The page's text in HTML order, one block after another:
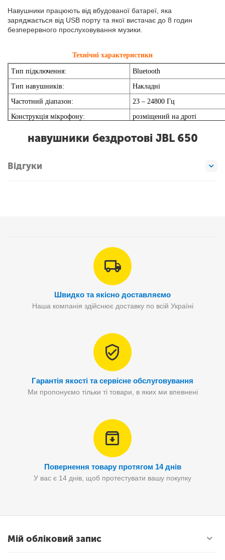
Навушники працюють від вбудованої батареї, яка
заряджається від USB порту та якої вистачає до 8 годин
безперервного прослуховування музики.
Технічні характеристики
Тип підключення:
Bluetooth
Тип навушників:
Накладні
Частотний діапазон:
23 – 24800 Гц
Конструкція мікрофону:
розміщений на дроті
навушники бездротові JBL 650
Відгуки
Швидко та якісно доставляємо
Наша компанія здійснює доставку по всій Україні
Гарантія якості та сервісне обслуговування
Ми пропонуємо тільки ті товари, в яких ми впевнені
Повернення товару протягом 14 днів
У вас є 14 днів, щоб протестувати вашу покупку
Мій обліковий запис